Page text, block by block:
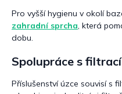
Pro vyšší hygienu v okolí
zahradní sprcha, která
dobu.
Spolupráce s
Příslušenství úzce souvisí s